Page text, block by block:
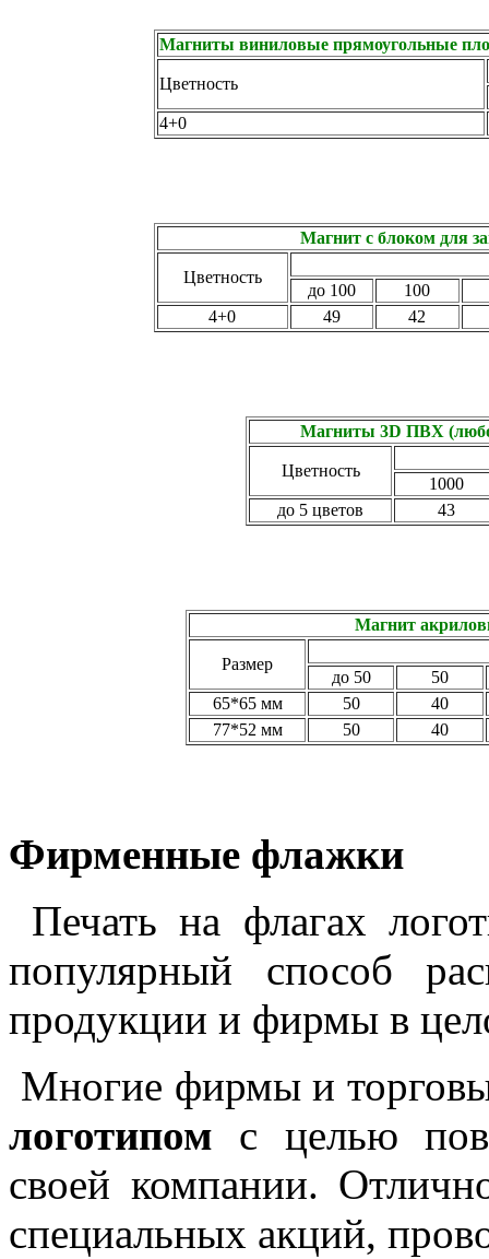
Магниты виниловые прямоугольные
Цветность
4+0
Магнит с блоком для
Цветность
до 100
100
4+0
49 42
Магниты 3D ПВХ
Цветность
1000
до 5 цветов
43
Магнит
Размер
до 50
50
65*65 мм
50
40
77*52 мм
50 40
Фирменные флажки
Печать на флагах
популярный способ
продукции и фирмы в
Многие фирмы и
логотипом с целью
своей компании.
специальных акций,